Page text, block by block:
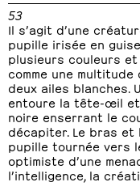
53
Il s’agit d’une
pupille irisée en
plusieurs couleurs et
comme une
deux ailes blanches.
entoure la tête-œil
noire enserrant le
décapiter. Le bras
pupille tournée vers
optimiste d’une
l’intelligence, la